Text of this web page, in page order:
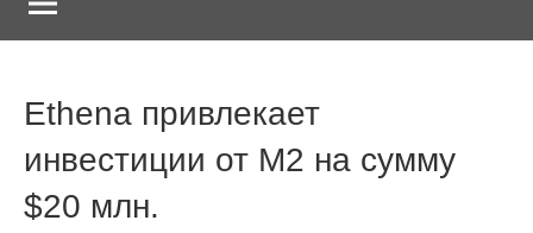
Ethena привлекает
инвестиции от M2 на сумму
$20 млн.